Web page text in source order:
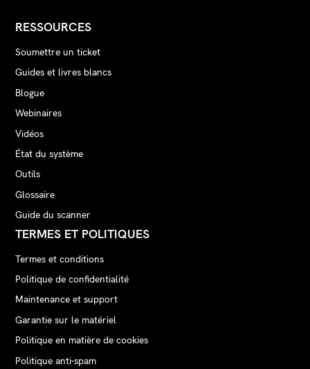
RESSOURCES
Soumettre un ticket
Guides et livres blancs
Blogue
Webinaires
Vidéos
État du système
Outils
Glossaire
Guide du scanner
TERMES ET POLITIQUES
Termes et conditions
Politique de confidentialité
Maintenance et support
Garantie sur le matériel
Politique en matière de cookies
Politique anti-spam